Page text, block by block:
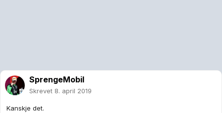
SprengeMobil
Skrevet 8. april 2019
Kanskje det.